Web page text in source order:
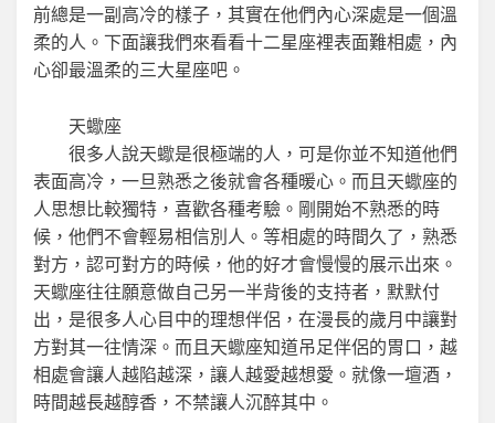
前總是一副高冷的樣子，其實在他們內心深處是一個溫
柔的人。下面讓我們來看看十二星座裡表面難相處，內
心卻最溫柔的三大星座吧。
天蠍座
很多人說天蠍是很極端的人，可是你並不知道他們
表面高冷，一旦熟悉之後就會各種暖心。而且天蠍座的
人思想比較獨特，喜歡各種考驗。剛開始不熟悉的時
候，他們不會輕易相信別人。等相處的時間久了，熟悉
對方，認可對方的時候，他的好才會慢慢的展示出來。
天蠍座往往願意做自己另一半背後的支持者，默默付
出，是很多人心目中的理想伴侶，在漫長的歲月中讓對
方對其一往情深。而且天蠍座知道吊足伴侶的胃口，越
相處會讓人越陷越深，讓人越愛越想愛。就像一壇酒，
時間越長越醇香，不禁讓人沉醉其中。